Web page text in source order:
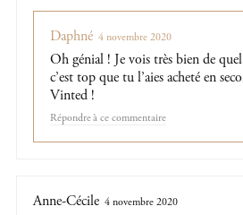
Daphné 4 novembre 2020
Oh génial ! Je vois très bien de
c’est top que tu l’aies acheté en
Vinted !
Répondre
Anne-Cécile 4 novembre 2020